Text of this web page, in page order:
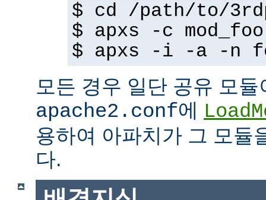
$ cd /path/to/
$ apxs -c
$ apxs -i -a -n
모든 경우 일단 공유 모
apache2.conf에
용하여 아파치가 그 모듈
다.